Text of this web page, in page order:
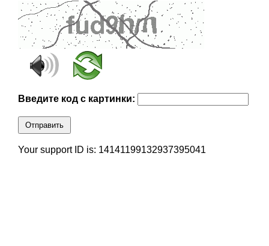
Введите код с картинки:
Отправить
Your support ID is: 14141199132937395041